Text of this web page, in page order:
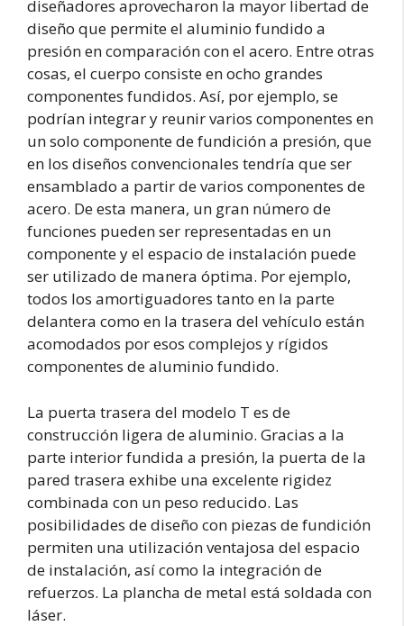
diseñadores aprovecharon la mayor libertad de
diseño que permite el aluminio fundido a
presión en comparación con el acero. Entre otras
cosas, el cuerpo consiste en ocho grandes
componentes fundidos. Así, por ejemplo, se
podrían integrar y reunir varios componentes en
un solo componente de fundición a presión, que
en los diseños convencionales tendría que ser
ensamblado a partir de varios componentes de
acero. De esta manera, un gran número de
funciones pueden ser representadas en un
componente y el espacio de instalación puede
ser utilizado de manera óptima. Por ejemplo,
todos los amortiguadores tanto en la parte
delantera como en la trasera del vehículo están
acomodados por esos complejos y rígidos
componentes de aluminio fundido.
La puerta trasera del modelo T es de
construcción ligera de aluminio. Gracias a la
parte interior fundida a presión, la puerta de la
pared trasera exhibe una excelente rigidez
combinada con un peso reducido. Las
posibilidades de diseño con piezas de fundición
permiten una utilización ventajosa del espacio
de instalación, así como la integración de
refuerzos. La plancha de metal está soldada con
láser.